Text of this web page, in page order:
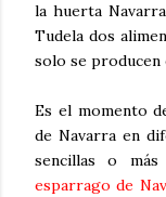
la huerta
Tudela dos
solo se producen
Es el momento
de Navarra en
sencillas o
esparrago de